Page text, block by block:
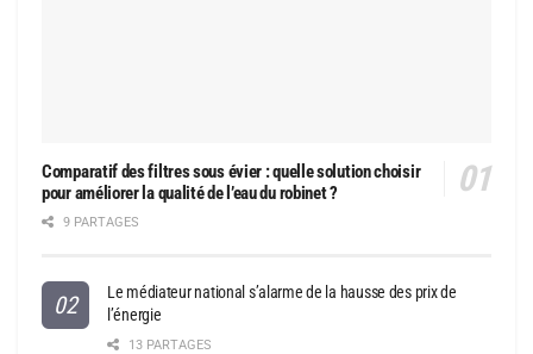
Comparatif des filtres sous évier : quelle solution choisir
pour améliorer la qualité de l’eau du robinet ?
9 PARTAGES
Le médiateur national s’alarme de la hausse des prix de
l’énergie
13 PARTAGES